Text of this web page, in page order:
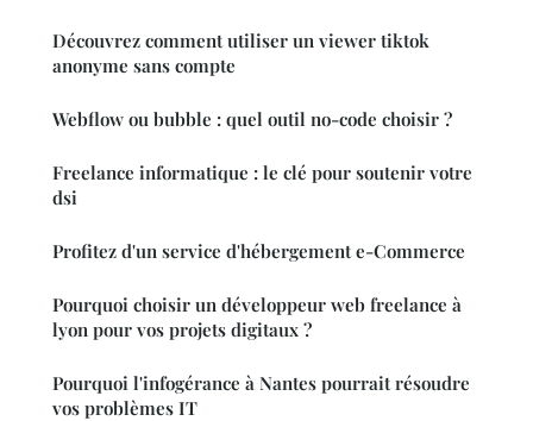
Découvrez comment utiliser un viewer tiktok
anonyme sans compte
Webflow ou bubble : quel outil no-code choisir ?
Freelance informatique : le clé pour soutenir votre
dsi
Profitez d'un service d'hébergement e-Commerce
Pourquoi choisir un développeur web freelance à
lyon pour vos projets digitaux ?
Pourquoi l'infogérance à Nantes pourrait résoudre
vos problèmes IT